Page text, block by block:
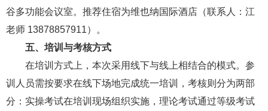
谷多功能会议室。推荐住宿为维也纳国际酒店（联系人：江
老师 13878857911）。
五、培训与考核方式
在培训方式上，本次采用线下与线上相结合的模式。参
训人员需按要求在线下场地完成统一培训，考核则分为两部
分：实操考试在培训现场组织实施，理论考试通过等级考试